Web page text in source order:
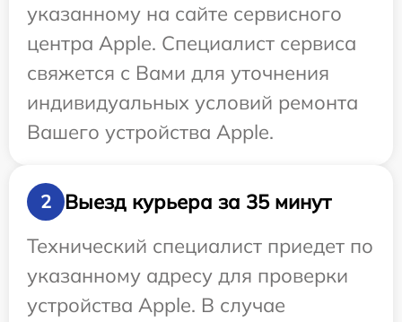
указанному на сайте сервисного
центра Apple. Специалист сервиса
свяжется с Вами для уточнения
индивидуальных условий ремонта
Вашего устройства Apple.
2
Выезд курьера за 35 минут
Технический специалист приедет по
указанному адресу для проверки
устройства Apple. В случае